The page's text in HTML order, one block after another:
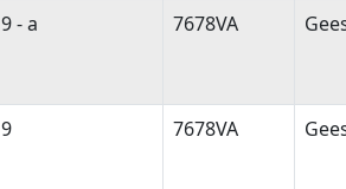
Huisnummer Postcode
9 - a 7678VA
9 7678VA